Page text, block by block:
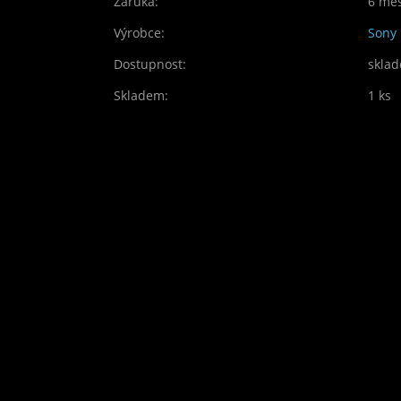
Výrobce:
Sony
Dostupnost:
Skladem:
1 ks